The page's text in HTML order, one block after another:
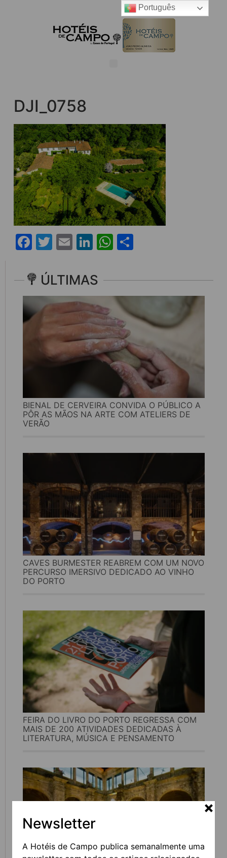
Newsletter
A Hotéis de Campo publica semanalmente uma
DJI_0758
Facebook
Twitter
EmailLinkedIn
WhatsApp
ÚLTIMAS
BIENAL DE CERVEIRA CONVIDA O PÚBLICO A
PÔR AS MÃOS NA ARTE COM ATELIERS DE
VERÃO
CAVES BURMESTER REABREM COM UM NOVO
PERCURSO IMERSIVO DEDICADO AO VINHO
DO PORTO
FEIRA DO LIVRO DO PORTO REGRESSA COM
MAIS DE 200 ATIVIDADES DEDICADAS À
LITERATURA, MÚSICA E PENSAMENTO
Português